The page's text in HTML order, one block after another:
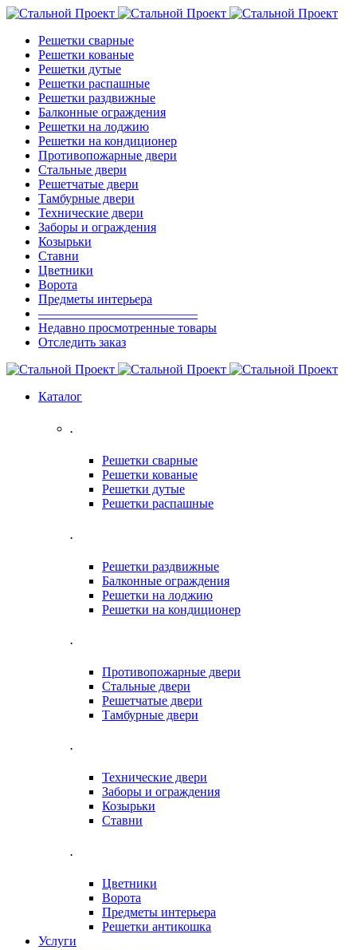
Решетки сварные
Решетки кованые
Решетки дутые
Решетки распашные
Решетки раздвижные
Балконные ограждения
Решетки на лоджию
Решетки на кондиционер
Противопожарные двери
Стальные двери
Решетчатые двери
Тамбурные двери
Технические двери
Заборы и ограждения
Козырьки
Ставни
Цветники
Ворота
Предметы интерьера
————————————–
Недавно просмотренные товары
Отследить заказ
Каталог
.
Решетки сварные
Решетки кованые
Решетки дутые
Решетки распашные
.
Решетки раздвижные
Балконные ограждения
Решетки на лоджию
Решетки на кондиционер
.
Противопожарные двери
Стальные двери
Решетчатые двери
Тамбурные двери
.
Технические двери
Заборы и ограждения
Козырьки
Ставни
.
Цветники
Ворота
Предметы интерьера
Решетки антикошка
Услуги